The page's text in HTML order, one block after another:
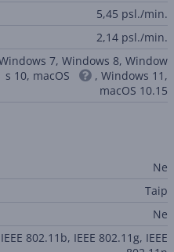
5,45 psl./min.
2,14 psl./min.
7, Windows 8, Window
s 10, macOS
, Windows 11,
macOS 10.15
Ne
Taip
Ne
IEEE 802.11b, IEEE 802.11g, IEEE